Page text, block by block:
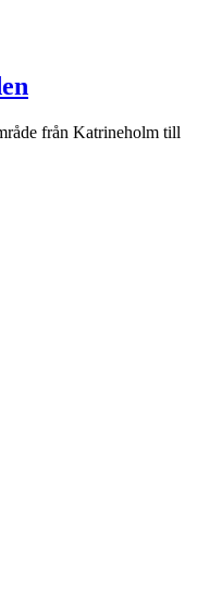
från Katrineholm till